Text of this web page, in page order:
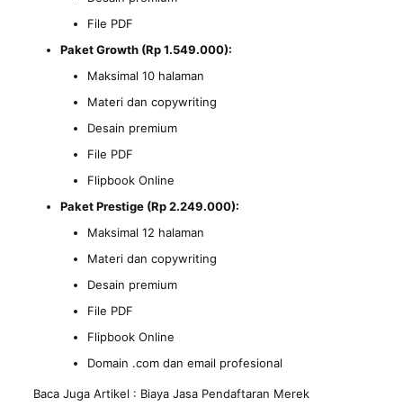
File PDF
Paket Growth (Rp 1.549.000):
Maksimal 10 halaman
Materi dan copywriting
Desain premium
File PDF
Flipbook Online
Paket Prestige (Rp 2.249.000):
Maksimal 12 halaman
Materi dan copywriting
Desain premium
File PDF
Flipbook Online
Domain .com dan email profesional
Baca Juga Artikel : Biaya Jasa Pendaftaran Merek